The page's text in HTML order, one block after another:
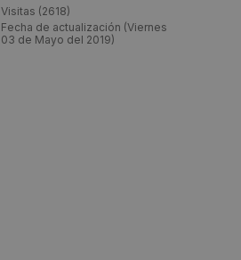
Visitas (2618)
Fecha de actualización (Viernes
03 de Mayo del 2019)